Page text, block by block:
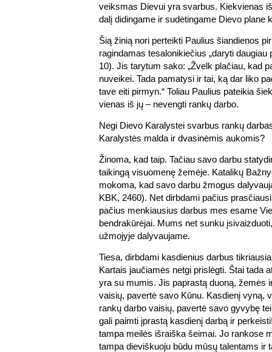
veiksmas Dievui yra svarbus. Kiekvienas
dalį didingame ir sudėtingame Dievo plane
Šią žinią nori perteikti Paulius šiandienos
ragindamas tesalonikiečius „daryti daugiau
10). Jis tarytum sako: „Žvelk plačiau, kad
nuveikei. Tada pamatysi ir tai, ką dar liko
tave eiti pirmyn.“ Toliau Paulius pateikia
vienas iš jų – nevengti rankų darbo.
Negi Dievo Karalystei svarbus rankų
Karalystės malda ir dvasinėmis aukomis?
Žinoma, kad taip. Tačiau savo darbu
taikingą visuomenę žemėje. Katalikų
mokoma, kad savo darbu žmogus
KBK, 2460). Net dirbdami pačius
pačius menkiausius darbus mes esame
bendrakūrėjai. Mums net sunku
užmojyje dalyvaujame.
Tiesa, dirbdami kasdienius darbus
Kartais jaučiamės netgi prislėgti. Štai tada
yra su mumis. Jis paprastą duoną, žemės
vaisių, pavertė savo Kūnu. Kasdienį vyną,
rankų darbo vaisių, pavertė savo gyvybę
gali paimti įprastą kasdienį darbą ir
tampa meilės išraiška šeimai. Jo rankose
tampa dieviškuoju būdu mūsų talentams ir